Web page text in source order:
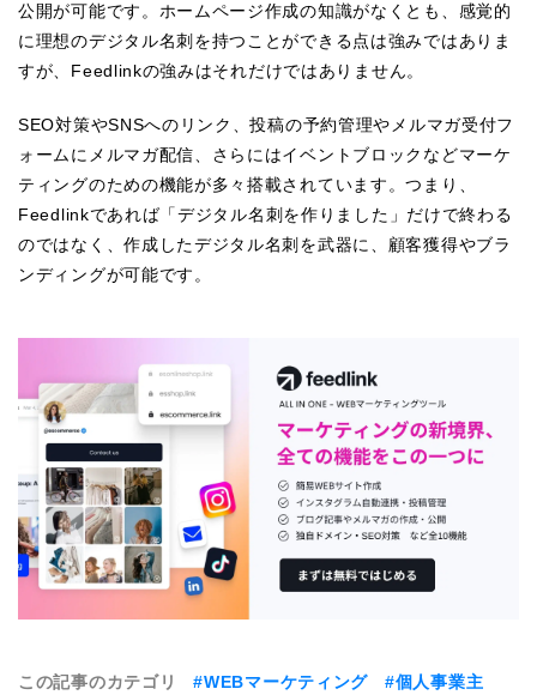
公開が可能です。ホームページ作成の知識がなくとも、感覚的
に理想のデジタル名刺を持つことができる点は強みではありま
すが、Feedlinkの強みはそれだけではありません。
SEO対策やSNSへのリンク、投稿の予約管理やメルマガ受付フ
ォームにメルマガ配信、さらにはイベントブロックなどマーケ
ティングのための機能が多々搭載されています。つまり、
Feedlinkであれば「デジタル名刺を作りました」だけで終わる
のではなく、作成したデジタル名刺を武器に、顧客獲得やブラ
ンディングが可能です。
この記事のカテゴリ #WEBマーケティング #個人事業主